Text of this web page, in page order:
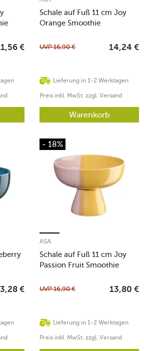
€
Schale auf Fuß 11 cm Joy
Orange Smoothie
Lieferung in 1-2 Werktagen
UVP16,90 € 14,24 €
Preis inkl. MwSt. zzgl. Versand
Warenkorb
€
- 18%
Schale auf Fuß 11 cm Joy
Passion Fruit Smoothie
ASA
Lieferung in 1-2 Werktagen
UVP16,90 € 13,80 €
Preis inkl. MwSt. zzgl. Versand